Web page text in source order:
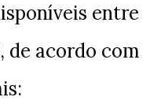
entre
de acordo com